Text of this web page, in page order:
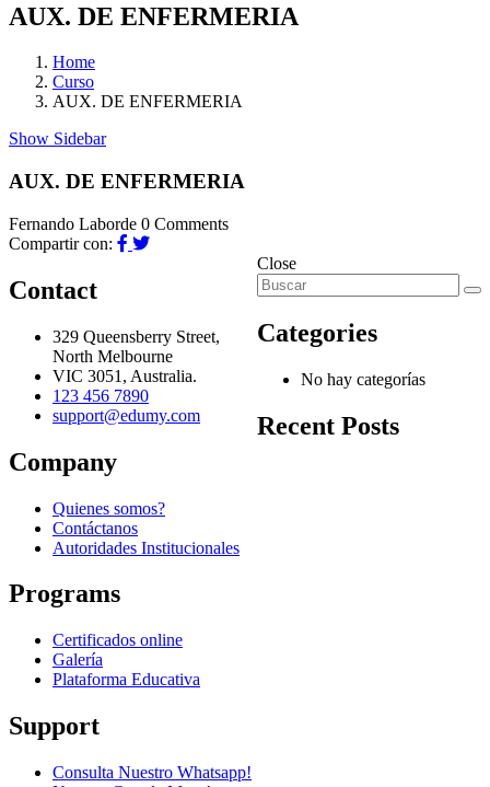
AUX. DE ENFERMERIA
Home
Curso
AUX. DE ENFERMERIA
Show Sidebar
AUX. DE ENFERMERIA
Fernando Laborde 0 Comments
Compartir con:
Close
Categories
No hay categorías
Recent Posts
Contact
329 Queensberry Street,
North Melbourne
VIC 3051, Australia.
123 456 7890
support@edumy.com
Company
Quienes somos?
Contáctanos
Autoridades Institucionales
Programs
Certificados online
Galería
Plataforma Educativa
Support
Consulta Nuestro Whatsapp!